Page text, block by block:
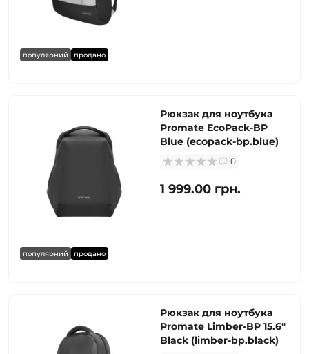
популярний продано
популярний продано
Рюкзак для ноутбука
Promate EcoPack-BP
Blue (ecopack-bp.blue)
0
1 999.00 грн.
Рюкзак для ноутбука
Promate Limber-BP 15.6"
Black (limber-bp.black)